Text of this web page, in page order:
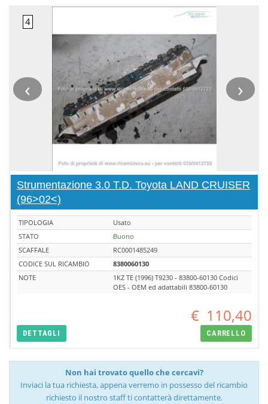
‹ ›
Strumentazione 3.0 T.D. Toyota LAND CRUISER
(96>02<)
TIPOLOGIA
Usato
STATO
Buono
SCAFFALE
RC0001485249
CODICE SUL RICAMBIO
8380060130
NOTE
1KZ TE (1996) T9230 - 83800-60130 Codici
OES - OEM ed adattabili 83800-60130
€ 110,40
DETTAGLI CARRELLO
Non hai trovato quello che cercavi?
Inviaci la tua richiesta, appena verremo in possesso del ricambio
richiesto il nostro staff ti contatterà direttamente.